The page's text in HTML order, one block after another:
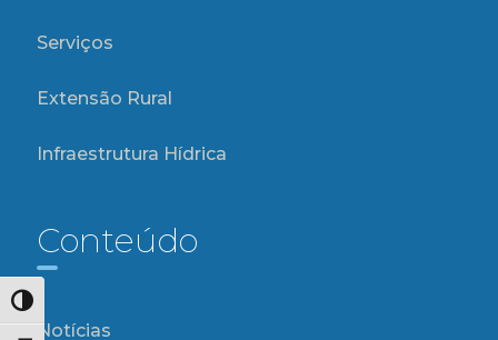
Alternar alto contraste
Serviços
Extensão Rural
Infraestrutura Hídrica
Conteúdo
Notícias